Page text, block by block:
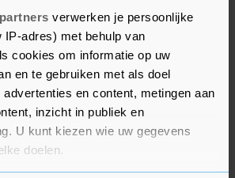
verwerken je persoonlijke
IP-adres) met behulp van
cookies om informatie op uw
en te gebruiken met als doel
en content, metingen aan
inzicht in publiek en
U kunt kiezen wie uw gegevens
doelen.